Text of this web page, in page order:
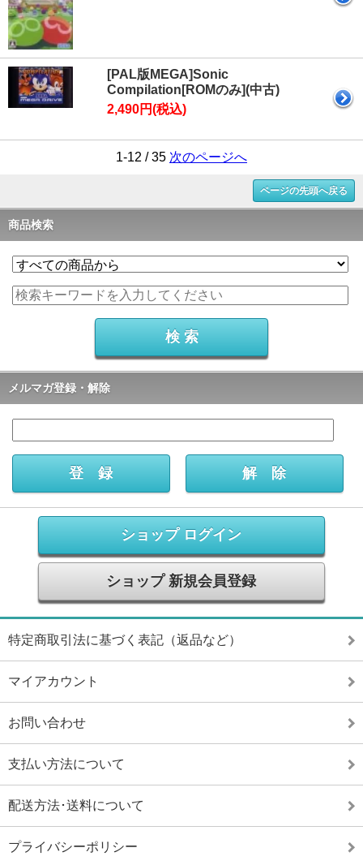
[PAL版MEGA]Sonic
Compilation[ROMのみ](中古)
2,490円(税込)
1-12 / 35 次のページへ
ページの先頭へ戻る
商品検索
メルマガ登録・解除
ショップ ログイン
ショップ 新規会員登録
特定商取引法に基づく表記（返品など）
マイアカウント
お問い合わせ
支払い方法について
配送方法･送料について
プライバシーポリシー